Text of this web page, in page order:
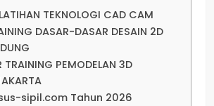
TEKNOLOGI CAD CAM
DASAR-DASAR DESAIN 2D
TRAINING PEMODELAN 3D
sipil.com Tahun 2026